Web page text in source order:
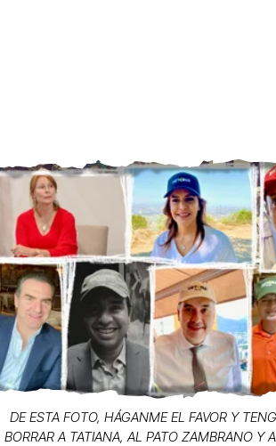
DE ESTA FOTO, HÁGANME EL FAVOR Y
BORRAR A TATIANA, AL PATO ZAMBRANO Y